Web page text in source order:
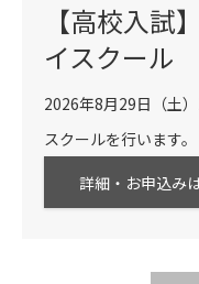
【高校入試
イスクール
2026年8月29日（土
スクールを行います。
詳細・お申込